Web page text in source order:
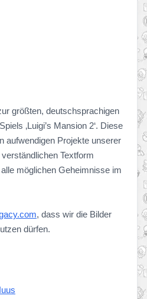
größten, deutschsprachigen
‚Luigi’s Mansion 2‘. Diese
aufwendigen Projekte unserer
Textform
möglichen Geheimnisse im
, dass wir die Bilder
dürfen.